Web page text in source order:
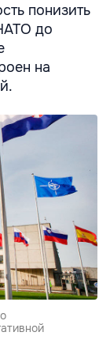
понизить
до
на